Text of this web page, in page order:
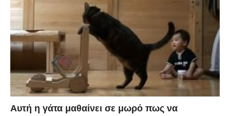
Αυτή η γάτα μαθαίνει σε μωρό πως να